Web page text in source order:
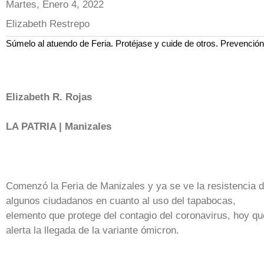
Martes, Enero 4, 2022
Elizabeth Restrepo
Súmelo al atuendo de Feria. Protéjase y cuide de otros.
Elizabeth R. Rojas
LA PATRIA | Manizales
Comenzó la Feria de Manizales y ya se ve la resistencia
algunos ciudadanos en cuanto al uso del tapabocas,
elemento que protege del contagio del coronavirus, hoy
alerta la llegada de la variante ómicron.